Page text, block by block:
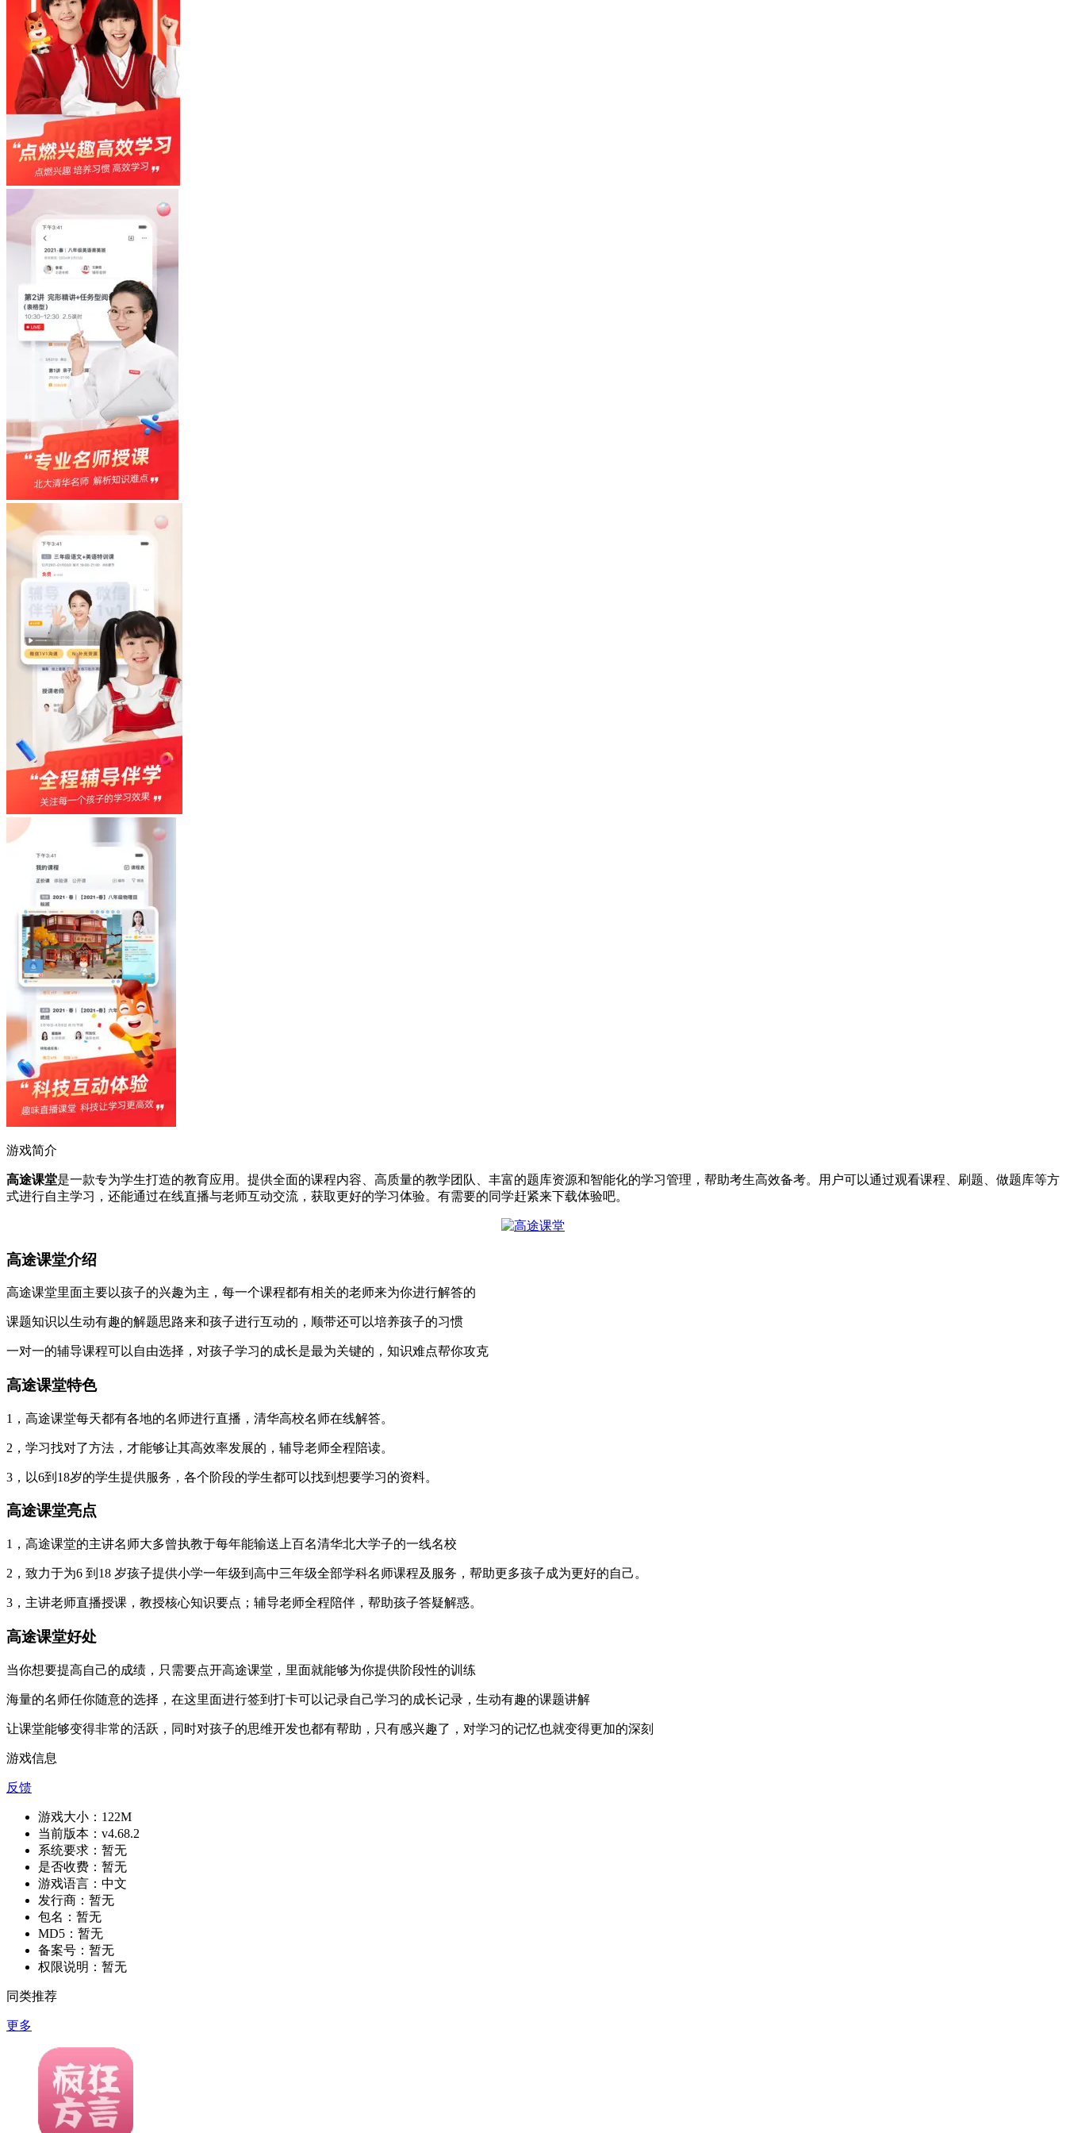
游戏简介
高途课堂是一款专为学生打造的教育应用。提供全面的课程内容、高质量的教学团队、丰富的题库资源和智能化的学习管理，帮助考生高效备考。用户可以通过观看课程、刷题、做题库等方
式进行自主学习，还能通过在线直播与老师互动交流，获取更好的学习体验。有需要的同学赶紧来下载体验吧。
高途课堂介绍
高途课堂里面主要以孩子的兴趣为主，每一个课程都有相关的老师来为你进行解答的
课题知识以生动有趣的解题思路来和孩子进行互动的，顺带还可以培养孩子的习惯
一对一的辅导课程可以自由选择，对孩子学习的成长是最为关键的，知识难点帮你攻克
高途课堂特色
1，高途课堂每天都有各地的名师进行直播，清华高校名师在线解答。
2，学习找对了方法，才能够让其高效率发展的，辅导老师全程陪读。
3，以6到18岁的学生提供服务，各个阶段的学生都可以找到想要学习的资料。
高途课堂亮点
1，高途课堂的主讲名师大多曾执教于每年能输送上百名清华北大学子的一线名校
2，致力于为6 到18 岁孩子提供小学一年级到高中三年级全部学科名师课程及服务，帮助更多孩子成为更好的自己。
3，主讲老师直播授课，教授核心知识要点；辅导老师全程陪伴，帮助孩子答疑解惑。
高途课堂好处
当你想要提高自己的成绩，只需要点开高途课堂，里面就能够为你提供阶段性的训练
海量的名师任你随意的选择，在这里面进行签到打卡可以记录自己学习的成长记录，生动有趣的课题讲解
让课堂能够变得非常的活跃，同时对孩子的思维开发也都有帮助，只有感兴趣了，对学习的记忆也就变得更加的深刻
游戏信息
反馈
游戏大小： 122M
当前版本： v4.68.2
系统要求： 暂无
是否收费： 暂无
游戏语言： 中文
发行商： 暂无
包名： 暂无
MD5： 暂无
备案号： 暂无
权限说明： 暂无
同类推荐
更多